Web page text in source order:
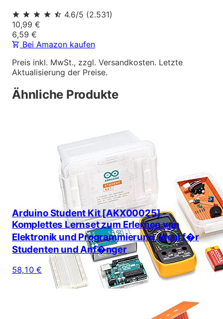
4.6/5 (2.531)
10,99 €
6,59 €
Bei Amazon kaufen
Preis inkl. MwSt., zzgl. Versandkosten. Letzte
Aktualisierung der Preise.
Ähnliche Produkte
Arduino Student Kit [AKX00025] -
Komplettes Lernset zum Erlernen von
Elektronik und Programmierung, ideal f�r
Studenten und Anf�nger
58,10 €